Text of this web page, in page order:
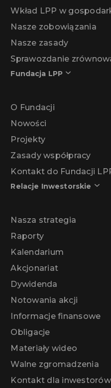
Wkład LPP w
Nasze zobowiązania
Nasze zasady
Sprawozdanie
Fundacja LPP
O Fundacji
Nowości
Projekty
Zasady współpracy
Kontakt do Fundacji
Relacje Inwestorskie
Nasza strategia
Raporty
Kalendarium
Akcjonariat
Dywidenda
Notowania akcji
Informacje finansowe
Obligacje
Materiały wideo
Walne zgromadzenia
Kontakt dla inwestorów